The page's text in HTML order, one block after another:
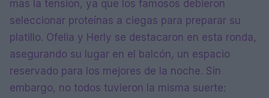
más la tensión, ya que los famosos debieron
seleccionar proteínas a ciegas para preparar su
platillo. Ofelia y Herly se destacaron en esta ronda,
asegurando su lugar en el balcón, un espacio
reservado para los mejores de la noche. Sin
embargo, no todos tuvieron la misma suerte: